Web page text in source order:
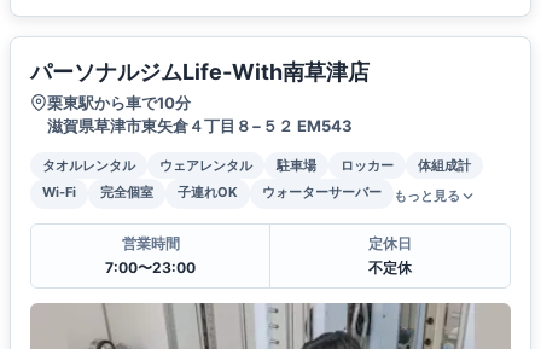
パーソナルジムLife-With南草津店
栗東駅から車で10分
滋賀県草津市東矢倉４丁目８−５２ EM543
タオルレンタル ウェアレンタル 駐車場 ロッカー
体組成計
Wi-Fi
完全個室 子連れOK ウォーターサーバー もっと見る
営業時間
7:00〜23:00
定休日
不定休